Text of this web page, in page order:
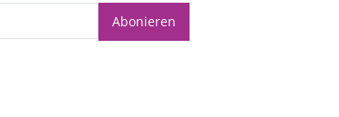
Abonieren